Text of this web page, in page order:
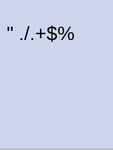
" ./.+$%